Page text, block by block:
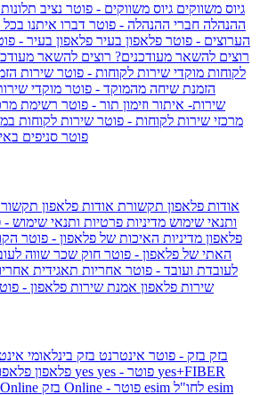
גיוס משווקים גיוס משווקים - פוטר נציב תלונות
ההנהלה חברי ההנהלה - פוטר דברו איתנו
הערוצים - פוטר פלאפון בעיר פלאפון בעיר -
רוצים להשאר מעודכנים? רוצים להשאר
לקוחות מוקדי שירות לקוחות - פוטר שירות
הזמנת שיחה מהמוקד - פוטר מוקדי
שירות- איתור וזימון תור - פוטר רשימת
מרכזי שירות לקוחות - פוטר שירות לקוחות
פוטר סניפים
אודות פלאפון תקשורת אודות פלאפון
ותנאי שימוש מדיניות פרטיות ותנאי שימוש
פלאפון מדיניות האיכות של פלאפון - פוטר
האתי של פלאפון - פוטר חוק שכר שווה
לעובדת ועובד - פוטר אחריות תאגידית
שירות פלאפון אמנת שירות פלאפון -
בזק בזק - פוטר אינטרנט בזק בינלאומי
פלאפון yes
yes+FIBER
בזק Online esim